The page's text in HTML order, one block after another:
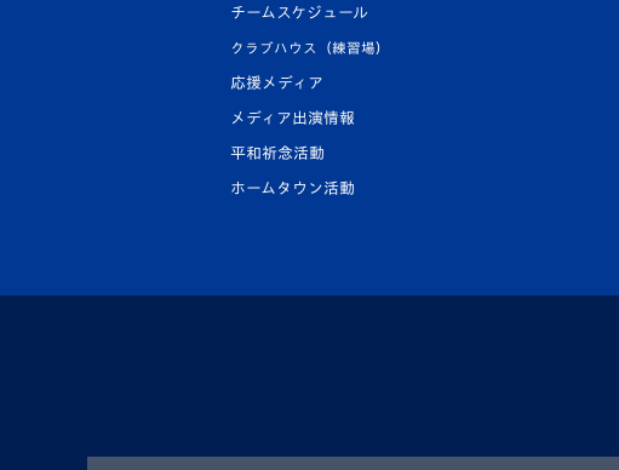
チームスケジュール
クラブハウス（練習場）
応援メディア
メディア出演情報
平和祈念活動
ホームタウン活動